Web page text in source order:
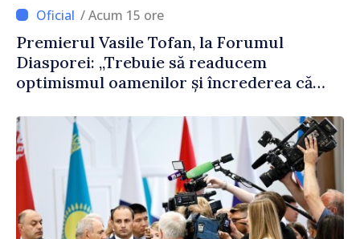
/ Acum 15 ore
Premierul Vasile Tofan, la Forumul
Diasporei: „Trebuie să readucem
optimismul oamenilor și încrederea că
corectă”